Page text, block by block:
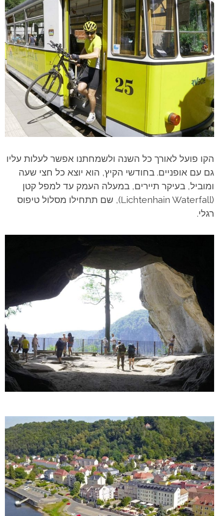
הקו פועל לאורך כל השנה ולשמחתנו אפשר לעלות עליו
גם עם אופניים. בחודשי הקיץ, הוא יוצא כל חצי שעה
ומוביל, בעיקר תיירים, במעלה העמק עד למפל קטן
(Lichtenhain Waterfall), שם תתחילו מסלול טיפוס
רגלי.